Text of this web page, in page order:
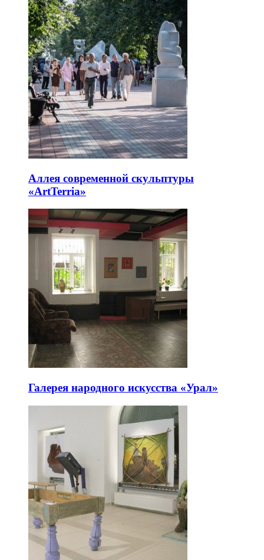
Аллея современной скульптуры
«ArtTerria»
Галерея народного искусства «Урал»